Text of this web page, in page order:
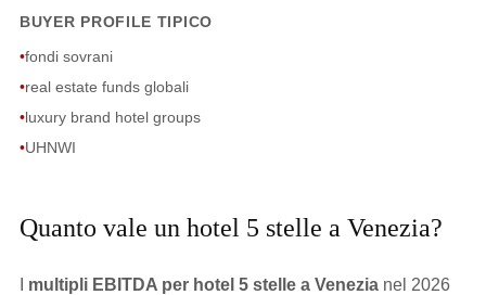
BUYER PROFILE TIPICO
•fondi sovrani
•real estate funds globali
•luxury brand hotel groups
•UHNWI
Quanto vale un hotel 5 stelle a Venezia?
multipli EBITDA per hotel 5 stelle a Venezianel 2026